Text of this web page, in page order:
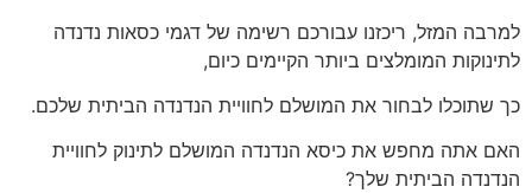
למרבה המזל, ריכזנו עבורכם רשימה של דגמי כסאות נדנדה
לתינוקות המומלצים ביותר הקיימים כיום,
כך שתוכלו לבחור את המושלם לחוויית הנדנדה הביתית שלכם.
האם אתה מחפש את כיסא הנדנדה המושלם לתינוק לחוויית
הנדנדה הביתית שלך?